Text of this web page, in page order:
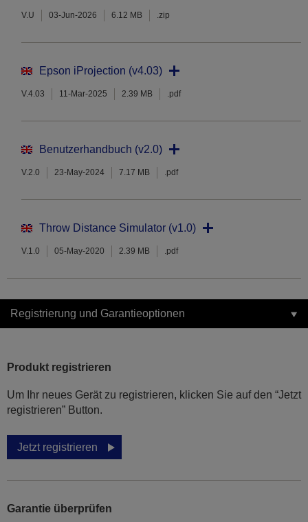
V.U 03-Jun-2026 6.12 MB .zip
Epson iProjection (v4.03)
V.4.03 11-Mar-2025 2.39 MB .pdf
Benutzerhandbuch (v2.0)
V.2.0 23-May-2024 7.17 MB .pdf
Throw Distance Simulator (v1.0)
V.1.0 05-May-2020 2.39 MB .pdf
Registrierung und Garantieoptionen
Produkt registrieren
Um Ihr neues Gerät zu registrieren, klicken Sie auf den “Jetzt
registrieren” Button.
Jetzt registrieren
Garantie überprüfen